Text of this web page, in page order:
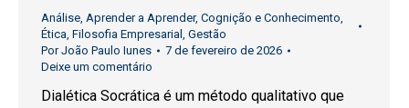
Análise, Aprender a Aprender, Cognição e Conhecimento,
Ética, Filosofia Empresarial , Gestão
PorJoão Paulo Iunes
7 de fevereiro de 2026
Deixe um comentário
Dialética Socrática é um método qualitativo que